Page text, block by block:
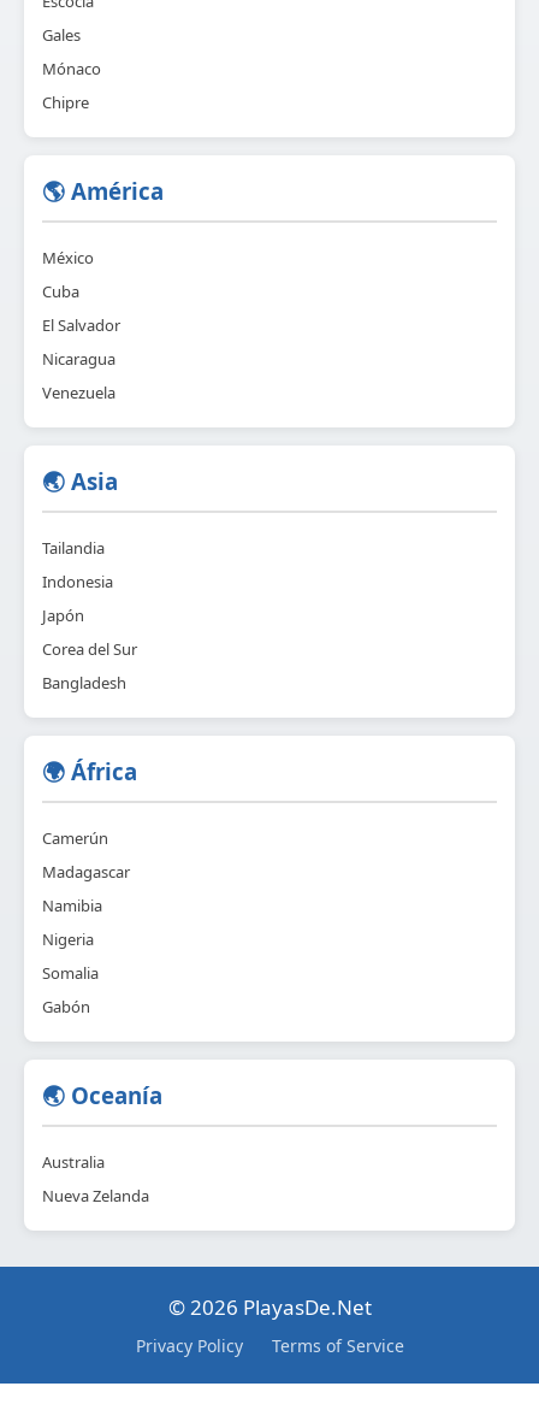
Gales
Mónaco
Chipre
🌎 América
México
Cuba
El Salvador
Nicaragua
Venezuela
🌏 Asia
Tailandia
Indonesia
Japón
Corea del Sur
Bangladesh
🌍 África
Camerún
Madagascar
Namibia
Nigeria
Somalia
Gabón
🌏 Oceanía
Australia
Nueva Zelanda
© 2026 PlayasDe.Net
Privacy Policy Terms of Service